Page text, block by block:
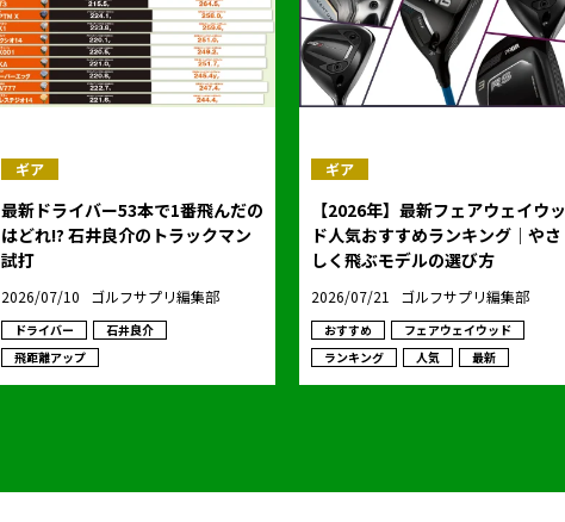
ギア
最新ドライバー53本で1番飛んだの
はどれ!? 石井良介のトラックマン
試打
2026/07/10 ゴルフサプリ編集部
ドライバー
石井良介
飛距離アップ
ギア
【2026年】最新フェアウェイウッ
ド人気おすすめランキング｜やさ
しく飛ぶモデルの選び方
2026/07/21 ゴルフサプリ編集部
おすすめ
フェアウェイウッド
ランキング
人気 最新